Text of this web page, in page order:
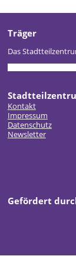
Träger
Das
Kontakt
Impressum
Datenschutz
Newsletter
Gefördert